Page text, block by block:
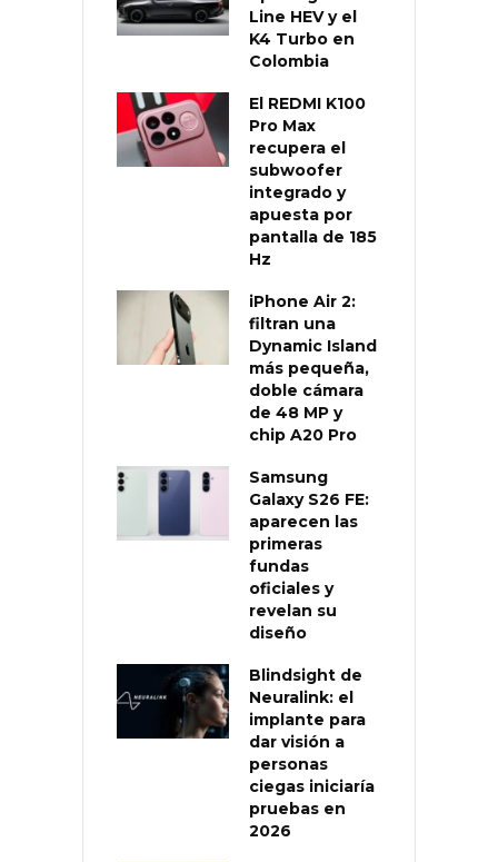
Line HEV y el
K4 Turbo en
Colombia
El REDMI K100
Pro Max
recupera el
subwoofer
integrado y
apuesta por
pantalla de 185
Hz
iPhone Air 2:
filtran una
Dynamic Island
más pequeña,
doble cámara
de 48 MP y
chip A20 Pro
Samsung
Galaxy S26 FE:
aparecen las
primeras
fundas
oficiales y
revelan su
diseño
Blindsight de
Neuralink: el
implante para
dar visión a
personas
ciegas iniciaría
pruebas en
2026